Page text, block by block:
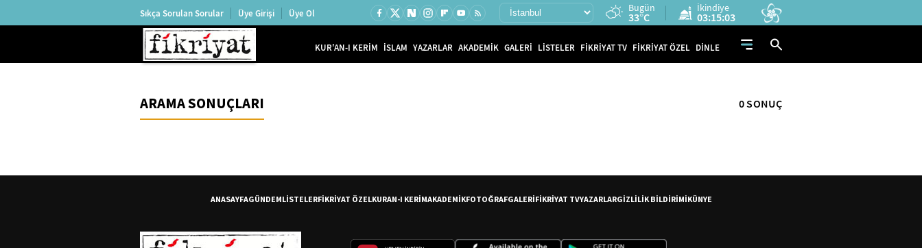
Sıkça Sorulan Sorular Üye Girişi Üye Ol Bugün
33°C
İkindiye
03:15:02
KUR'AN-I KERİM İSLAM YAZARLAR AKADEMİK GALERİ LİSTELER FİKRİYAT TV FİKRİYAT ÖZEL DİNLE
ARAMA SONUÇLARI 0 SONUÇ
ANASAYFAGÜNDEMLİSTELERFİKRİYAT ÖZELKURAN-I KERİMAKADEMİKFOTOĞRAFGALERİFİKRİYAT TVYAZARLARGİZLİLİK BİLDİRİMİKÜNYE